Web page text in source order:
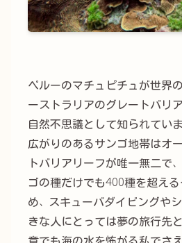
ペルーのマチュピチュが世界
ーストラリアのグレートバリ
自然不思議として知られてい
広がりのあるサンゴ地帯はオ
トバリアリーフが唯一無二で
ゴの種だけでも400種を超え
め、スキューバダイビングや
きな人にとっては夢の旅行先